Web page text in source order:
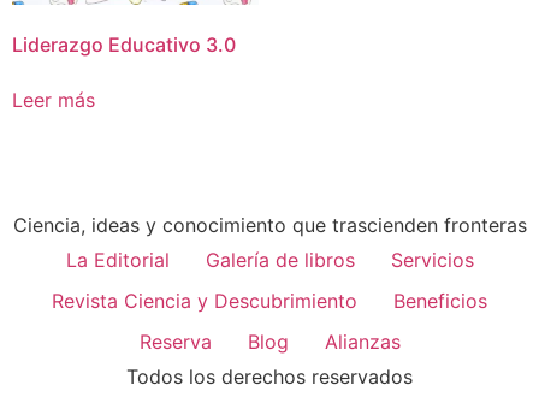
Liderazgo Educativo 3.0
Leer más
Ciencia, ideas y conocimiento que trascienden fronteras
La Editorial
Galería de libros
Servicios
Revista Ciencia y Descubrimiento
Beneficios
Reserva
Blog
Alianzas
Todos los derechos reservados